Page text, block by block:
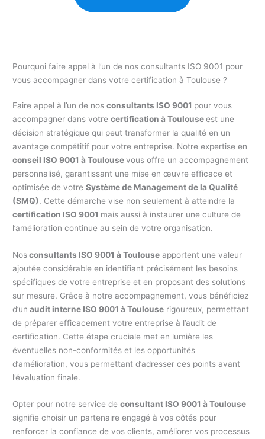
Pourquoi faire appel à l’un de nos consultants ISO 9001 pour
vous accompagner dans votre certification à Toulouse ?
Faire appel à l’un de nosconsultants ISO 9001 pour vous
accompagner dans votrecertification à Toulouseest une
décision stratégique qui peut transformer la qualité en un
avantage compétitif pour votre entreprise. Notre expertise en
conseil ISO 9001 à Toulousevous offre un accompagnement
personnalisé, garantissant une mise en œuvre efficace et
optimisée de votreSystème de Management de la Qualité
(SMQ). Cette démarche vise non seulement à atteindre la
certification ISO 9001 mais aussi à instaurer une culture de
l’amélioration continue au sein de votre organisation.
Nosconsultants ISO 9001 à Toulouse apportent une valeur
ajoutée considérable en identifiant précisément les besoins
spécifiques de votre entreprise et en proposant des solutions
sur mesure. Grâce à notre accompagnement, vous bénéficiez
d’un audit interne ISO 9001 à Toulouse rigoureux, permettant
de préparer efficacement votre entreprise à l’audit de
certification. Cette étape cruciale met en lumière les
éventuelles non-conformités et les opportunités
d’amélioration, vous permettant d’adresser ces points avant
l’évaluation finale.
Opter pour notre service deconsultant ISO 9001 à Toulouse
signifie choisir un partenaire engagé à vos côtés pour
renforcer la confiance de vos clients, améliorer vos processus